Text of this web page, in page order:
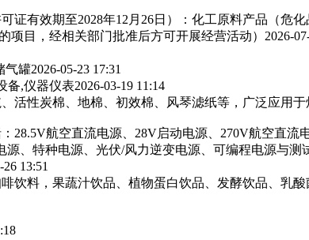
证有效期至2028年12月26日）：化工原料产品（危
目，经相关部门批准后方可开展经营活动） 2026-
气罐2026-05-23 17:31
备,仪器仪表2026-03-19 11:14
活性炭棉、地棉、初效棉、风琴滤纸‌等，广泛应用于
28.5V航空直流电源、28V启动电源、270V航空直流
、特种电源、光伏/风力逆变电源、可编程电源与测
26 13:51
饮料，果蔬汁饮品、植物蛋白饮品、发酵饮品、乳